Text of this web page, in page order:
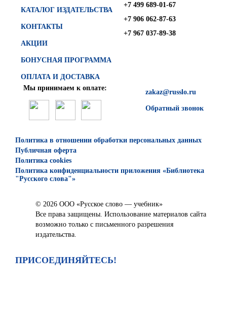
КАТАЛОГ ИЗДАТЕЛЬСТВА
КОНТАКТЫ
АКЦИИ
БОНУСНАЯ ПРОГРАММА
ОПЛАТА И ДОСТАВКА
+7 499 689-01-67
+7 906 062-87-63
+7 967 037-89-38
zakaz@russlo.ru
Обратный звонок
Мы принимаем к оплате:
Политика в отношении обработки персональных данных
Публичная оферта
Политика cookies
Политика конфиденциальности приложения «Библиотека
"Русского слова"»
© 2026 ООО «Русское слово — учебник»
Все права защищены. Использование материалов сайта
возможно только с письменного разрешения
издательства.
ПРИСОЕДИНЯЙТЕСЬ!